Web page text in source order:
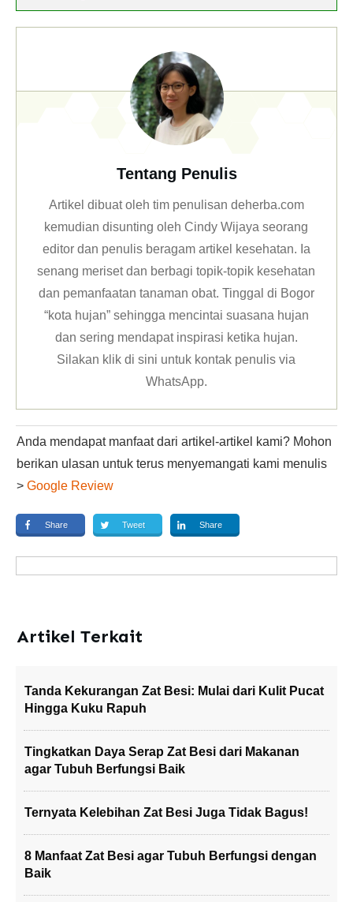
Tentang Penulis
Artikel dibuat oleh tim penulisan deherba.com
kemudian disunting oleh Cindy Wijaya seorang
editor dan penulis beragam artikel kesehatan. Ia
senang meriset dan berbagi topik-topik kesehatan
dan pemanfaatan tanaman obat. Tinggal di Bogor
“kota hujan” sehingga mencintai suasana hujan
dan sering mendapat inspirasi ketika hujan.
Silakan klikdi sini untuk kontak penulis via
WhatsApp.
Anda mendapat manfaat dari artikel-artikel kami? Mohon
berikan ulasan untuk terus menyemangati kami menulis
> Google Review
Share Tweet Share
Artikel Terkait
Tanda Kekurangan Zat Besi: Mulai dari Kulit Pucat
Hingga Kuku Rapuh
Tingkatkan Daya Serap Zat Besi dari Makanan
agar Tubuh Berfungsi Baik
Ternyata Kelebihan Zat Besi Juga Tidak Bagus!
8 Manfaat Zat Besi agar Tubuh Berfungsi dengan
Baik